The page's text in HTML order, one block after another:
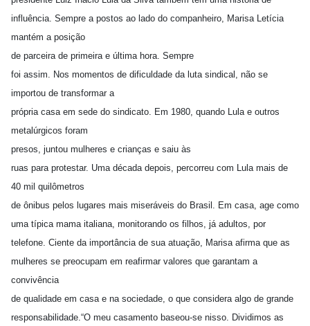
influência. Sempre a postos ao lado do companheiro, Marisa Letícia
mantém a posição
de parceira de primeira e última hora. Sempre
foi assim. Nos momentos de dificuldade da luta sindical, não se
importou de transformar a
própria casa em sede do sindicato. Em 1980, quando Lula e outros
metalúrgicos foram
presos, juntou mulheres e crianças e saiu às
ruas para protestar. Uma década depois, percorreu com Lula mais de
40 mil quilômetros
de ônibus pelos lugares mais miseráveis do Brasil. Em casa, age como
uma típica mama italiana, monitorando os filhos, já adultos, por
telefone. Ciente da importância de sua atuação, Marisa afirma que as
mulheres se preocupam em reafirmar valores que garantam a
convivência
de qualidade em casa e na sociedade, o que considera algo de grande
responsabilidade.“O meu casamento baseou-se nisso. Dividimos as